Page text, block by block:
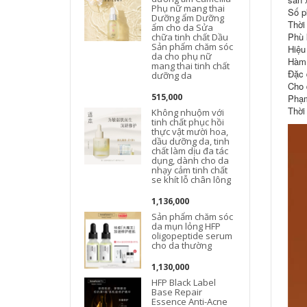
Phụ nữ mang thai
Dưỡng ẩm Dưỡng
ẩm cho da Sửa
chữa tinh chất Dầu
Sản phẩm chăm sóc
da cho phụ nữ
mang thai tinh chất
dưỡng da
515,000
Không nhuộm với
tinh chất phục hồi
thực vật mười hoa,
dầu dưỡng da, tinh
chất làm dịu đa tác
dụng, dành cho da
nhạy cảm tinh chất
se khít lỗ chân lông
1,136,000
Sản phẩm chăm sóc
da mụn lỏng HFP
oligopeptide serum
cho da thường
1,130,000
HFP Black Label
Base Repair
Essence Anti-Acne
Số
Phù
Đặc
Cho